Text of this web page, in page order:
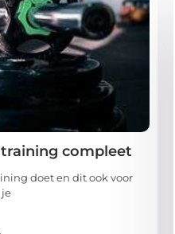
compleet
doet en dit ook voor